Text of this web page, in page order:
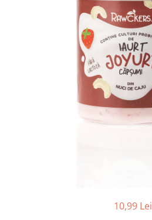
CIOCOLATĂ ȘI CACAO
PRODUSE ECO / ORGANICE
PRODUSE ROMÂNEȘTI
10,99 Lei